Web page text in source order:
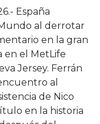
España
al derrotar
en la gran
en el MetLife
Jersey. Ferrán
al
de Nico
en la historia